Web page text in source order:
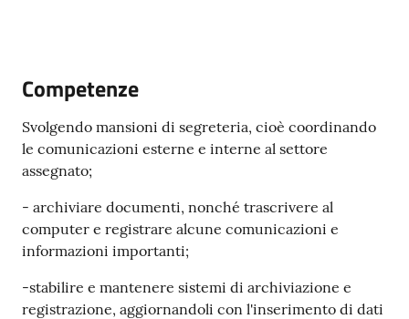
r
e
t
o
r
o
Tutti
gli
argomenti...
Competenze
Svolgendo mansioni di segreteria, cioè coordinando
le comunicazioni esterne e interne al settore
assegnato;
- archiviare documenti, nonché trascrivere al
computer e registrare alcune comunicazioni e
informazioni importanti;
-stabilire e mantenere sistemi di archiviazione e
registrazione, aggiornandoli con l'inserimento di dati